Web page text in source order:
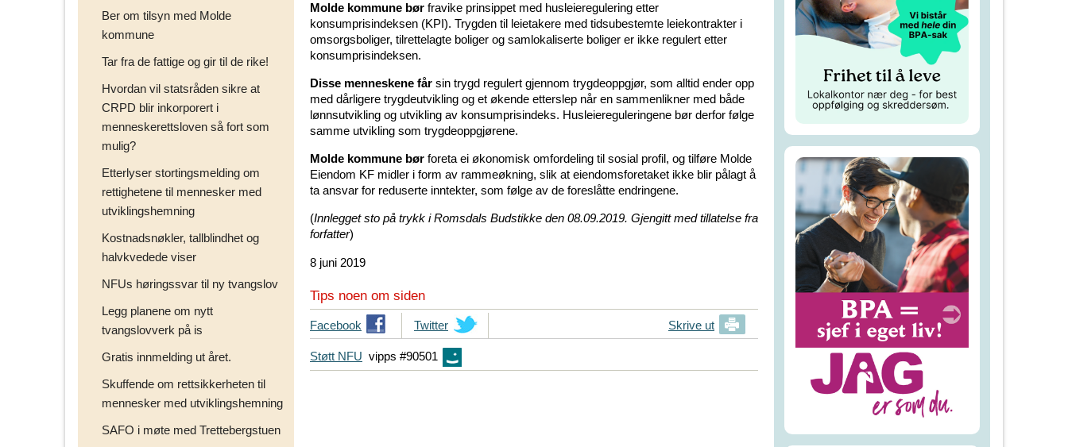
Ber om tilsyn med Molde
kommune
Tar fra de fattige og gir til de rike!
Hvordan vil statsråden sikre at
CRPD blir inkorporert i
menneskerettsloven så fort som
mulig?
Etterlyser stortingsmelding om
rettighetene til mennesker med
utviklingshemning
Kostnadsnøkler, tallblindhet og
halvkvedede viser
NFUs høringssvar til ny tvangslov
Legg planene om nytt
tvangslovverk på is
Gratis innmelding ut året.
Skuffende om rettsikkerheten til
mennesker med utviklingshemning
SAFO i møte med Trettebergstuen
Molde kommune bør fravike prinsippet med husleieregulering etter
konsumprisindeksen (KPI). Trygden til leietakere med tidsubestemte leiekontrakter i
omsorgsboliger, tilrettelagte boliger og samlokaliserte boliger er ikke regulert etter
konsumprisindeksen.
Disse menneskene får sin trygd regulert gjennom trygdeoppgjør, som alltid ender opp
med dårligere trygdeutvikling og et økende etterslep når en sammenlikner med både
lønnsutvikling og utvikling av konsumprisindeks. Husleiereguleringene bør derfor følge
samme utvikling som trygdeoppgjørene.
Molde kommune bør foreta ei økonomisk omfordeling til sosial profil, og tilføre Molde
Eiendom KF midler i form av rammeøkning, slik at eiendomsforetaket ikke blir pålagt å
ta ansvar for reduserte inntekter, som følge av de foreslåtte endringene.
(Innlegget sto på trykk i Romsdals Budstikke den 08.09.2019. Gjengitt med tillatelse fra
forfatter)
8 juni 2019
Tips noen om siden
T
i
p
Facebook
T
i
p
Twitter Skrive ut
Støtt NFU vipps #90501